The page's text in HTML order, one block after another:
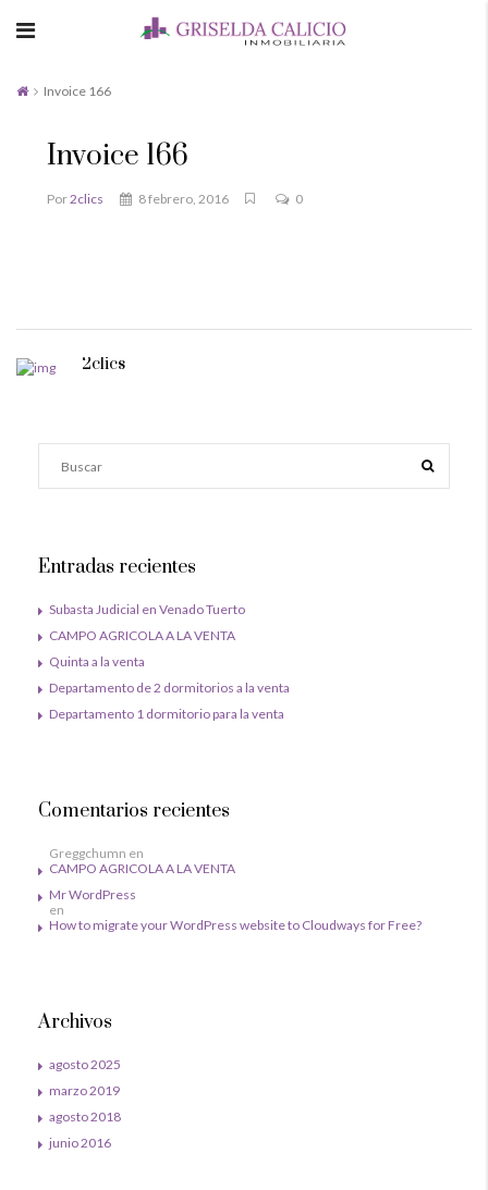
Invoice 166
Invoice 166
Por2clics 8 febrero, 2016 0
2clics
Entradas recientes
Subasta Judicial en Venado Tuerto
CAMPO AGRICOLA A LA VENTA
Quinta a la venta
Departamento de 2 dormitorios a la venta
Departamento 1 dormitorio para la venta
Comentarios recientes
Greggchumn en
CAMPO AGRICOLA A LA VENTA
Mr WordPress
en
How to migrate your WordPress website to Cloudways for Free?
Archivos
agosto 2025
marzo 2019
agosto 2018
junio 2016